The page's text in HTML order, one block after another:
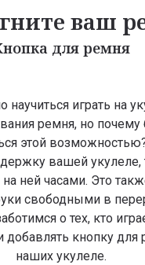
ваш
для ремня
играть на
ремня, но
этой
вашей укулеле,
ней часами. Это
свободными в
о тех, кто
добавлять кнопку для
наших укулеле.